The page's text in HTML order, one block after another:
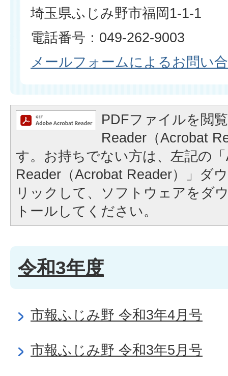
埼玉県ふじみ野市福岡1-1-1
電話番号：049-262-9003
メールフォームによるお問い
PDFファイルを閲
Reader（Acrobat
す。お持ちでない方は、左記の
Reader（Acrobat Reader）」ダ
リックして、ソフトウェアをダ
トールしてください。
令和3年度
市報ふじみ野 令和3年4月号
市報ふじみ野 令和3年5月号